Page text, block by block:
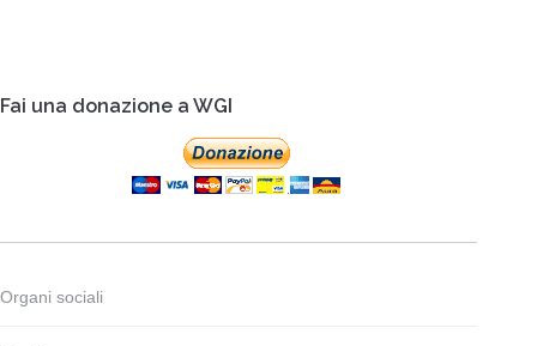
Fai una donazione a WGI
Organi sociali